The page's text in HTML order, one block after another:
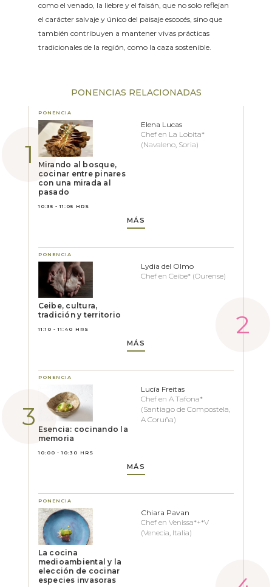
como el venado, la liebre y el faisán, que no solo reflejan
el carácter salvaje y único del paisaje escocés, sino que
también contribuyen a mantener vivas prácticas
tradicionales de la región, como la caza sostenible.
PONENCIAS RELACIONADAS
PONENCIA
Mirando al bosque,
cocinar entre pinares
con una mirada al
pasado
10:35 - 11:05 HRS
Elena Lucas
Chef en La Lobita*
(Navaleno, Soria)
MÁS
PONENCIA
Ceibe, cultura,
tradición y territorio
11:10 - 11:40 HRS
Lydia del Olmo
Chef en Ceibe* (Ourense)
MÁS
PONENCIA
Esencia: cocinando la
memoria
10:00 - 10:30 HRS
Lucía Freitas
Chef en A Tafona*
(Santiago de Compostela,
A Coruña)
MÁS
PONENCIA
La cocina
medioambiental y la
elección de cocinar
especies invasoras
Chiara Pavan
Chef en Venissa*+*V
(Venecia, Italia)